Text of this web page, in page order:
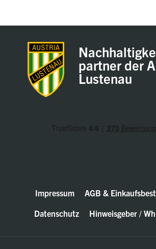
partner der
Lustenau
Impressum
AGB &
Datenschutz
Hinweisgeber /